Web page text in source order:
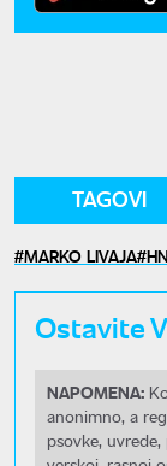
TAGOVI
MARKO LIVAJA
Ostavite
NAPOMENA:
anonimno, a
psovke,